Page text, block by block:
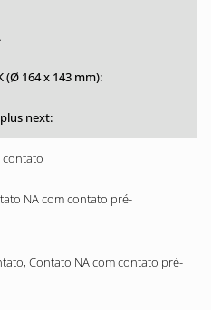
contato
NA com contato pré-
Contato NA com contato pré-